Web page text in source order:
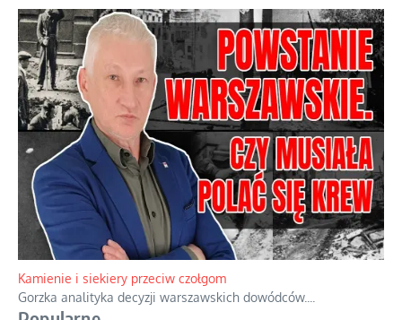
Familijny spór o biskupie sakry
Rodzinna polemika wokół sakr w Écône.